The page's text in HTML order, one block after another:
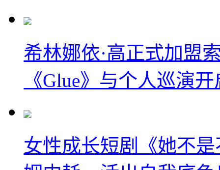
希林娜依·高正式加盟
《Glue》与个人巡演
女性成长短剧《她不